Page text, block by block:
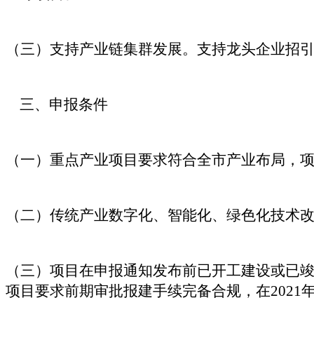
（三）支持产业链集群发展。支持龙头企业
三、申报条件
（一）重点产业项目要求符合全市产业布局，
（二）传统产业数字化、智能化、绿色化技术
（三）项目在申报通知发布前已开工建设或
项目要求前期审批报建手续完备合规，在2021